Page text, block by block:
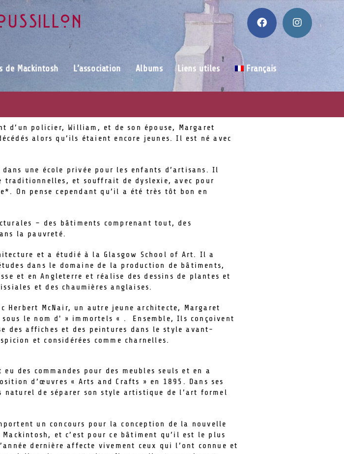
de Mackintosh L’association Albums Liens utiles Français
d’un policier, William, et de son épouse, Margaret
alors qu’ils étaient encore jeunes. Il est né avec
une école privée pour les enfants d’artisans. Il
traditionnelles, et souffrait de dyslexie, avec pour
On pense cependant qu’il a été très tôt bon en
– des bâtiments comprenant tout, des
la pauvreté.
et a étudié à la Glasgow School of Art. Il a
dans le domaine de la production de bâtiments,
et en Angleterre et réalise des dessins de plantes et
et des chaumières anglaises.
McNair, un autre jeune architecte, Margaret
le nom d' » immortels « . Ensemble, Ils conçoivent
des affiches et des peintures dans le style avant-
et considérées comme charnelles.
des commandes pour des meubles seuls et en a
d’œuvres « Arts and Crafts » en 1895. Dans ses
naturel de séparer son style artistique de l’art formel
un concours pour la conception de la nouvelle
et c’est pour ce bâtiment qu’il est le plus
dernière affecte vivement ceux qui l’ont connue et